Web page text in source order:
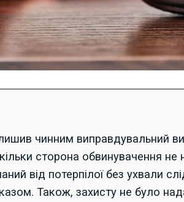
чинним виправдувальний
сторона обвинувачення не
від потерпілої без ухвали
Також, захисту не було